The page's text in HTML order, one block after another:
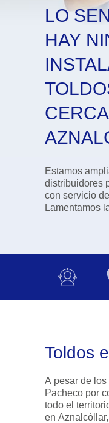
LO
HAY
Estamos
distribuidores para poder
con servicio
Lamentamos
Toldos
A pesar de
Pacheco por contar con distribuidores en
todo el territorio nacional, lo cierto es
en